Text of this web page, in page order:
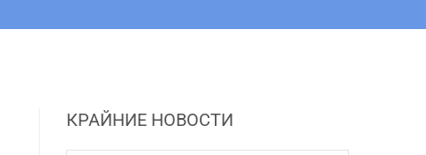
КРАЙНИЕ НОВОСТИ